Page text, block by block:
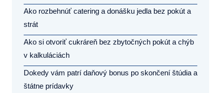
Ako rozbehnúť catering a donášku jedla bez pokút a
strát
Ako si otvoriť cukráreň bez zbytočných pokút a chýb
v kalkuláciách
Dokedy vám patrí daňový bonus po skončení štúdia a
štátne prídavky